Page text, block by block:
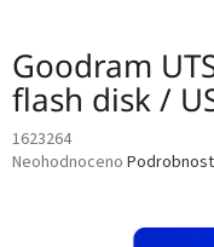
Goodram
flash disk /
1623264
Průměrné
Neohodnoceno